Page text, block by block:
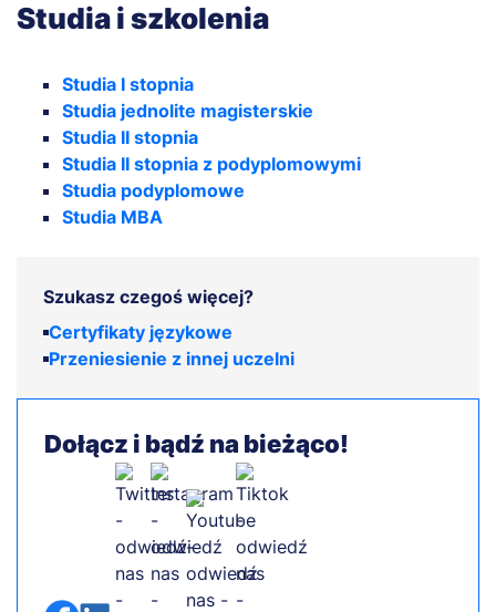
Studia i szkolenia
Studia I stopnia
Studia jednolite magisterskie
Studia II stopnia
Studia II stopnia z podyplomowymi
Studia podyplomowe
Studia MBA
Szukasz czegoś więcej?
Certyfikaty językowe
Przeniesienie z innej uczelni
Dołącz i bądź na bieżąco!